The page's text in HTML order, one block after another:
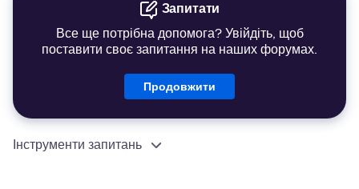
Запитати
Все ще потрібна допомога? Увійдіть, щоб
поставити своє запитання на наших форумах.
Продовжити
Інструменти запитань